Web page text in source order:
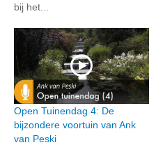
bij het...
Open Tuinendag 4: De
bijzondere voortuin van Ank
van Peski